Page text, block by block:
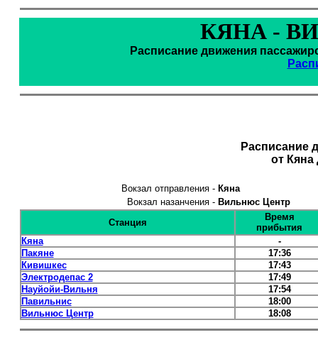
КЯНА -
Расписание движения
Расписание
от
Вокзал отправления - Кяна
Вокзал назанчения - Вильнюс Центр
Станция
Время
прибытия
Кяна
-
Пакяне
17:36
Кивишкес
17:43
Электродепас 2
17:49
Науйойи-Вильня
17:54
Павильнис
18:00
Вильнюс Центр
18:08